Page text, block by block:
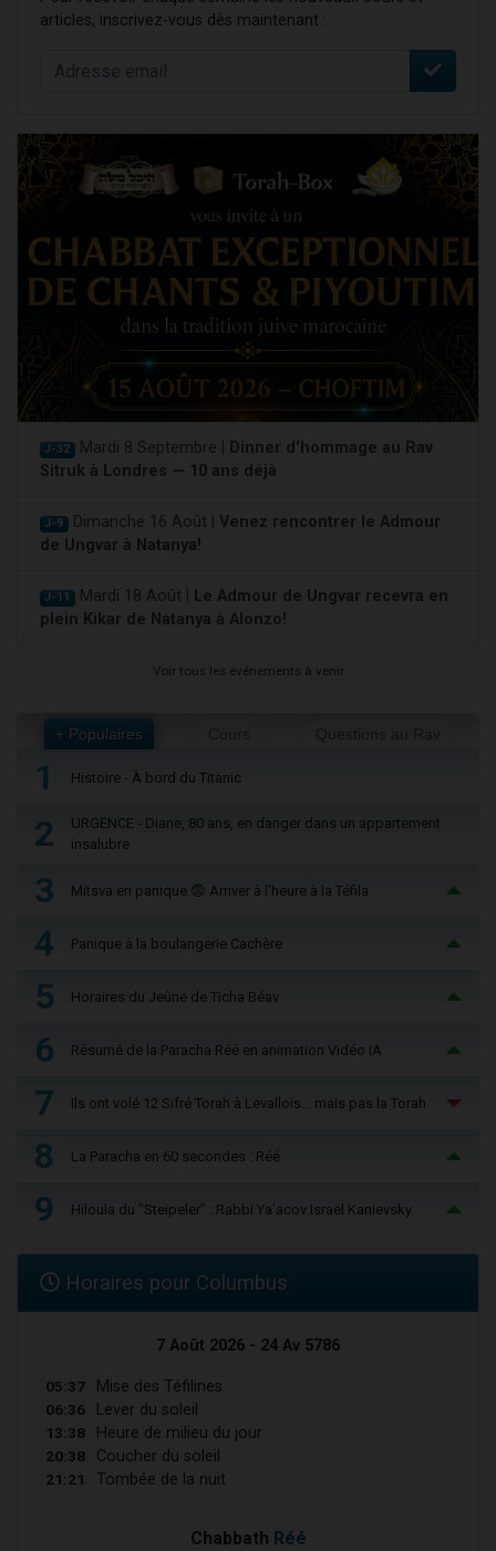
articles, inscrivez-vous dès maintenant :
J-32 Mardi 8 Septembre |
Dinner d'hommage au Rav
Sitruk à Londres — 10 ans déjà
J-9 Dimanche 16 Août | Venez rencontrer le Admour
de Ungvar à Natanya!
J-11 Mardi 18 Août |
Le Admour de Ungvar recevra en
plein Kikar de Natanya à Alonzo!
Voir tous les événements à venir
+ Populaires
1 Histoire - À bord du Titanic
2
URGENCE - Diane, 80 ans, en danger dans un appartement
insalubre
3 Mitsva en panique 😨 Arriver à l'heure à la Téfila
4 Panique à la boulangerie Cachère
5 Horaires du Jeûne de Ticha Béav
6 Résumé de la Paracha Réé en animation Vidéo IA
7 Ils ont volé 12 Sifré Torah à Levallois… mais pas la Torah
8 La Paracha en 60 secondes : Réé
9 Hiloula du "Steïpeler" : Rabbi Ya’acov Israël Kanievsky
Horaires pour Columbus
7 Août 2026 - 24 Av 5786
05:37 Mise des Téfilines
06:36 Lever du soleil
13:38 Heure de milieu du jour
20:38 Coucher du soleil
21:21 Tombée de la nuit
Chabbath Réé